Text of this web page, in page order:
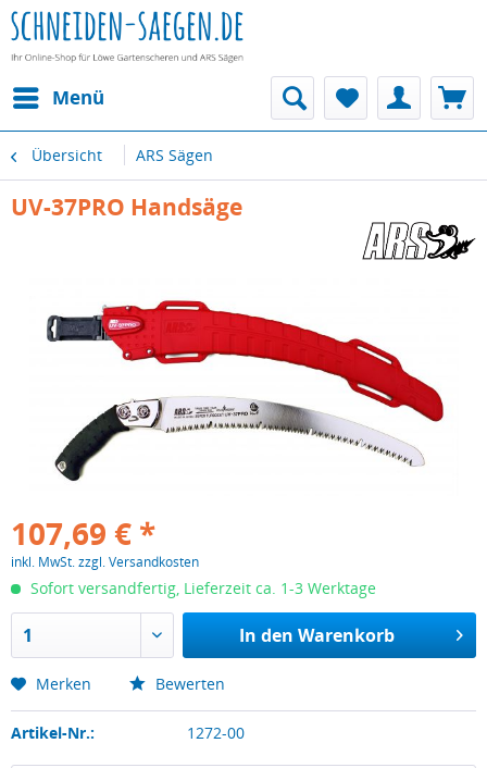
Menü
Übersicht ARS Sägen
UV-37PRO Handsäge
107,69 € *
inkl. MwSt.zzgl. Versandkosten
Sofort versandfertig, Lieferzeit ca. 1-3 Werktage
In den Warenkorb
Merken Bewerten
Artikel-Nr.: 1272-00